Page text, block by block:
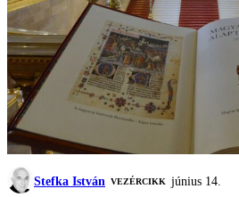
Stefka István VEZÉRCIKK június 14.